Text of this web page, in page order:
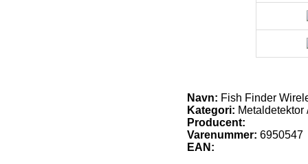
Navn: Fish Finder
Kategori: Metaldetektor
Producent:
Varenummer: 6950547
EAN: